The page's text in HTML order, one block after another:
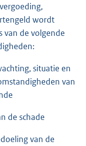
wordt
van de volgende
situatie en
van
de schade
van de